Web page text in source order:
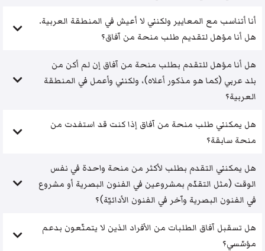
أنا أتناسب مع المعايير ولكنني لا أعيش في المنطقة العربية.
هل أنا مؤهل لتقديم طلب منحة من آفاق؟
هل أنا مؤهل للتقدم بطلب منحة من آفاق إن لم أكن من
بلد عربي (كما هو مذكور أعلاه)، ولكنني وأعمل في المنطقة
العربية؟
هل يمكنني طلب منحة من آفاق إذا كنت قد استفدت من
منحة سابقة؟
هل يمكنني التقدم بطلب لأكثر من منحة واحدة في نفس
الوقت (مثل التقدّم بمشروعين في الفنون البصرية أو مشروع
في الفنون البصرية وآخر في الفنون الأدائيّة)؟
هل تسقبل آفاق الطلبات من الأفراد الذين لا يتمتّعون بدعم
مؤسّسي؟